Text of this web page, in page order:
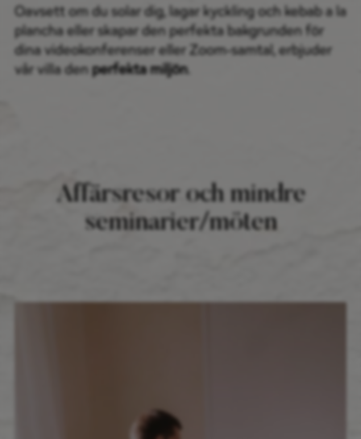
Oavsett om du solar dig, lagar kyckling och kebab a la
plancha eller skapar den perfekta bakgrunden för
dina videokonferenser eller Zoom-samtal, erbjuder
vår villa denperfekta miljön.
Affärsresor och mindre
seminarier/möten